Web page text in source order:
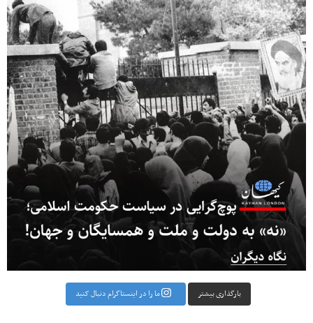
بارگذاری بیشتر ما را در اینستاگرام دنبال کنید